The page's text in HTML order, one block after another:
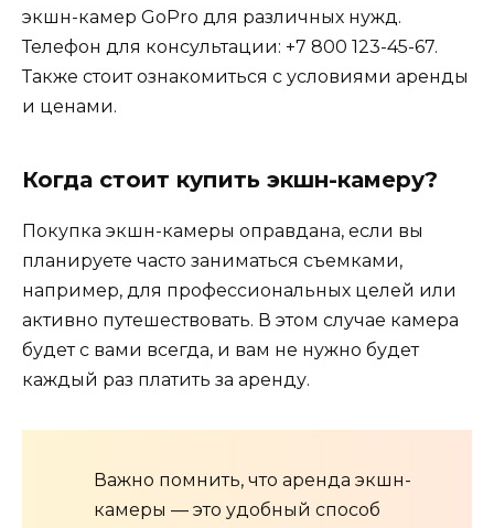
экшн-камер GoPro для различных нужд.
Телефон для консультации: +7 800 123-45-67.
Также стоит ознакомиться с условиями аренды
и ценами.
Когда стоит купить экшн-камеру?
Покупка экшн-камеры оправдана, если вы
планируете часто заниматься съемками,
например, для профессиональных целей или
активно путешествовать. В этом случае камера
будет с вами всегда, и вам не нужно будет
каждый раз платить за аренду.
Важно помнить, что аренда экшн-
камеры — это удобный способ